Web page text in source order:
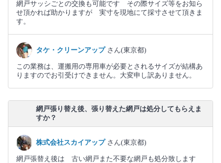
網戸サッシごとの交換も可能です その際サイズ等をお知ら
せ頂かれば助かりますが 実寸を現地にて採寸させて頂きま
す。
タケ・クリーンアップ さん(東京都)
この業務は、運搬用の専用車が必要とされるサイズが結構あ
りますのでお引受けできません。大変申し訳ありません。
網戸張り替え後、張り替えた網戸は処分してもらえま
すか？
株式会社スカイアップ さん(東京都)
網戸張替え後は 古い網戸また不要な網戸も処分致します